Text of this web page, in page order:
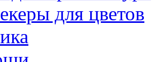
для цветов